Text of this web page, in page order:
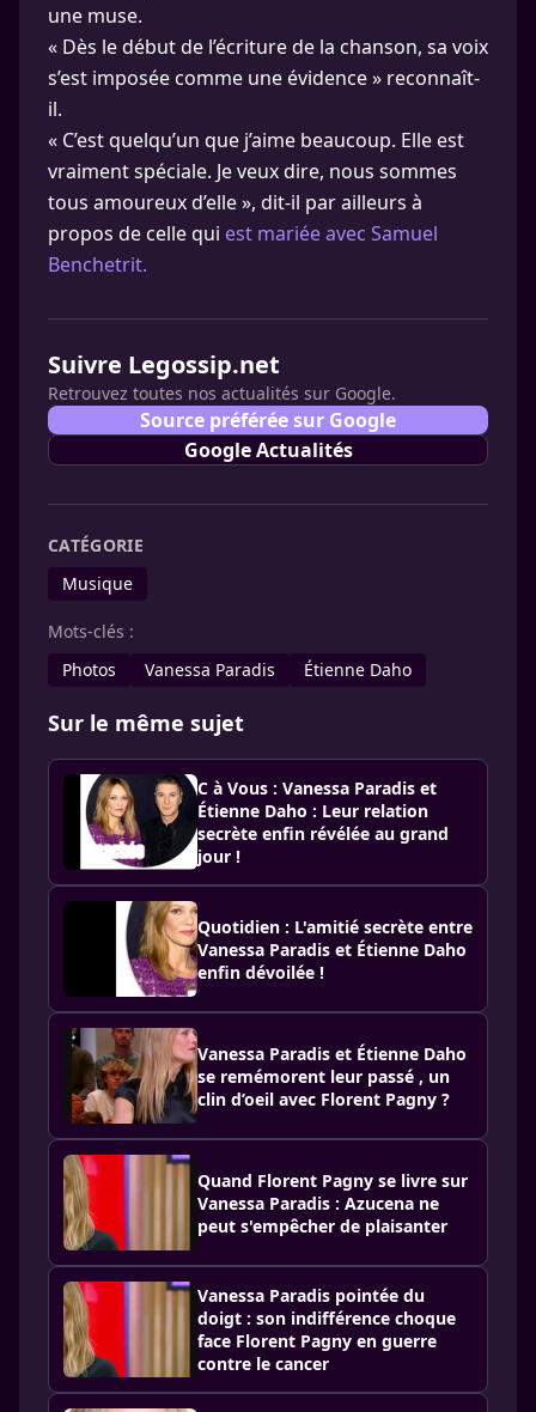
une muse.
« Dès le début de l’écriture de la chanson, sa voix
s’est imposée comme une évidence » reconnaît-
il.
« C’est quelqu’un que j’aime beaucoup. Elle est
vraiment spéciale. Je veux dire, nous sommes
tous amoureux d’elle », dit-il par ailleurs à
propos de celle qui est mariée avec Samuel
Benchetrit.
Suivre Legossip.net
Retrouvez toutes nos actualités sur Google.
Source préférée sur Google
Google Actualités
CATÉGORIE
Musique
Mots-clés :
Photos
Vanessa Paradis Étienne Daho
Sur le même sujet
C à Vous : Vanessa Paradis et
Étienne Daho : Leur relation
secrète enfin révélée au grand
jour !
Quotidien : L'amitié secrète entre
Vanessa Paradis et Étienne Daho
enfin dévoilée !
Vanessa Paradis et Étienne Daho
se remémorent leur passé , un
clin d’oeil avec Florent Pagny ?
Quand Florent Pagny se livre sur
Vanessa Paradis : Azucena ne
peut s'empêcher de plaisanter
Vanessa Paradis pointée du
doigt : son indifférence choque
face Florent Pagny en guerre
contre le cancer